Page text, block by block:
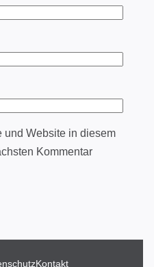
und Website in diesem
Kommentar
Kontakt